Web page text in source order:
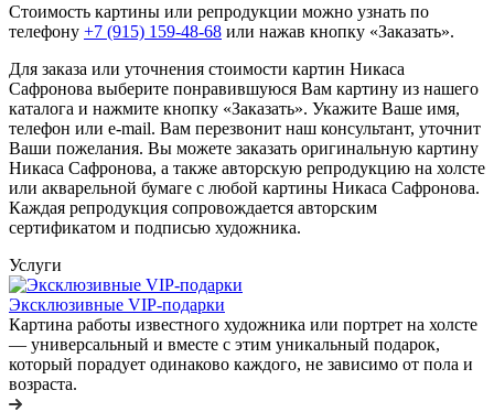
Стоимость картины или репродукции можно узнать по
телефону +7 (915) 159-48-68 или нажав кнопку «Заказать».
Для заказа или уточнения стоимости картин Никаса
Сафронова выберите понравившуюся Вам картину из нашего
каталога и нажмите кнопку «Заказать». Укажите Ваше имя,
телефон или e-mail. Вам перезвонит наш консультант, уточнит
Ваши пожелания. Вы можете заказать оригинальную картину
Никаса Сафронова, а также авторскую репродукцию на холсте
или акварельной бумаге с любой картины Никаса Сафронова.
Каждая репродукция сопровождается авторским
сертификатом и подписью художника.
Услуги
Эксклюзивные VIP-подарки
Картина работы известного художника или портрет на холсте
— универсальный и вместе с этим уникальный подарок,
который порадует одинаково каждого, не зависимо от пола и
возраста.